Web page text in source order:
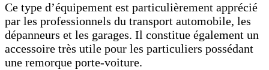
Ce type d’équipement est particulièrement apprécié
par les professionnels du transport automobile, les
dépanneurs et les garages. Il constitue également un
accessoire très utile pour les particuliers possédant
une remorque porte-voiture.